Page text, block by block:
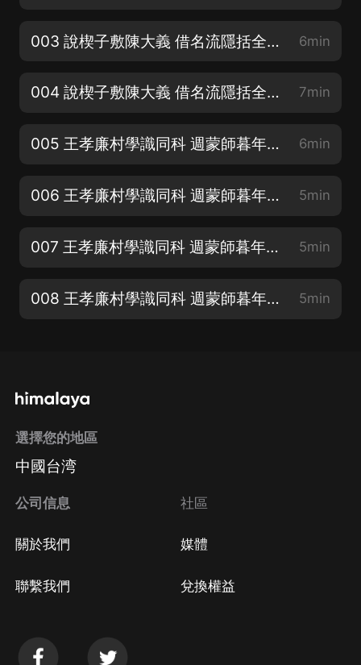
003 說楔子敷陳大義 借名流隱括全文3 6min
004 說楔子敷陳大義 借名流隱括全文4 7min
005 王孝廉村學識同科 週蒙師暮年登上第1 6min
006 王孝廉村學識同科 週蒙師暮年登上第2 5min
007 王孝廉村學識同科 週蒙師暮年登上第3 5min
008 王孝廉村學識同科 週蒙師暮年登上第4 5min
選擇您的地區
中國台湾
公司信息
關於我們
聯繫我們
社區
媒體
兌換權益